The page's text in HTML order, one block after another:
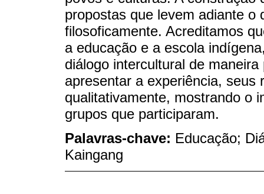
propostas que levem adiante o
filosoficamente. Acreditamos
a educação e a escola
diálogo intercultural de
apresentar a experiência, seus
qualitativamente, mostrando o
grupos que participaram.
Palavras-chave: Educação;
Kaingang